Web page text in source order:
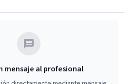
mensaje al profesional